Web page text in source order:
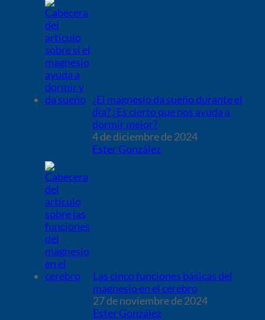
¿El magnesio da sueño durante el
día? ¿Es cierto que nos ayuda a
dormir mejor?
4 de diciembre de 2024
Ester González
Las cinco funciones básicas del
magnesio en el cerebro
27 de noviembre de 2024
Ester González